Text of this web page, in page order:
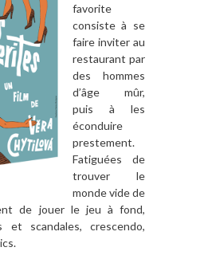
favorite
consiste à se
faire inviter au
restaurant par
des hommes
d’âge mûr,
puis à les
éconduire
prestement.
Fatiguées de
trouver le
monde vide de
de jouer le jeu à fond,
et scandales, crescendo,